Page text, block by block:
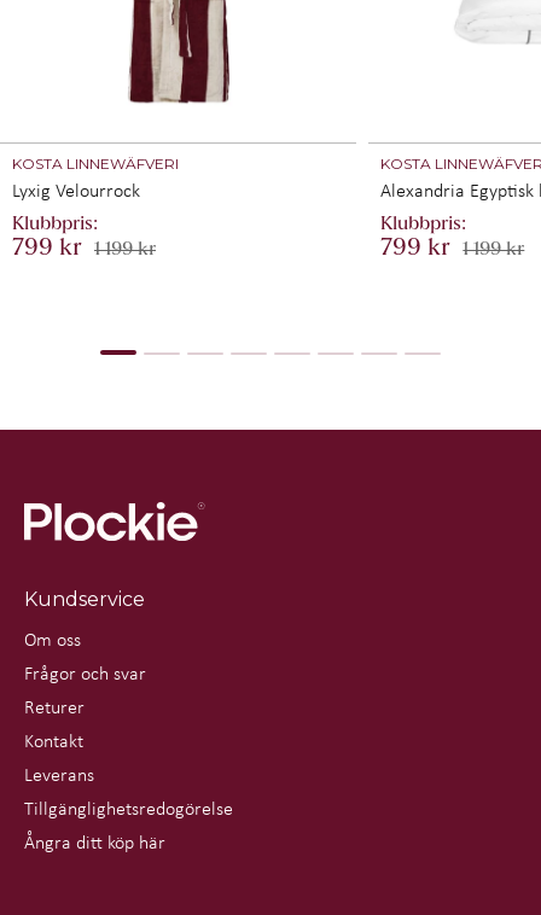
Lyxig Velourrock
KOSTA LINNEWÄFVERI
799 kr 1 199 kr
Alexandria
KOSTA
799 kr 1 199 kr
Kundservice
Om oss
Frågor och svar
Returer
Kontakt
Leverans
Tillgänglighetsredogörelse
Ångra ditt köp här